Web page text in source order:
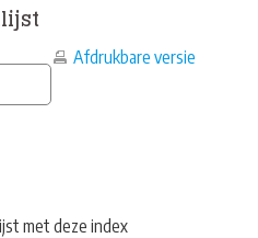
Afdrukbare versie
met deze index